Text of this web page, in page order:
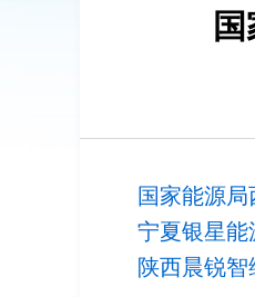
国家能源
宁夏银星能
陕西晨锐